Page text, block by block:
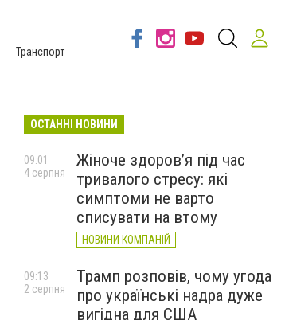
Транспорт
ОСТАННІ НОВИНИ
Жіноче здоров’я під час
тривалого стресу: які
симптоми не варто
списувати на втому
НОВИНИ КОМПАНІЙ
09:01
4 серпня
Трамп розповів, чому угода
про українські надра дуже
вигідна для США
09:13
2 серпня